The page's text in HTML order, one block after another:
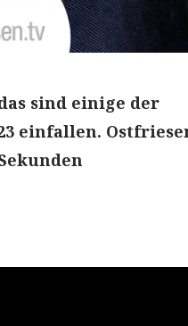
sind einige der
einfallen.